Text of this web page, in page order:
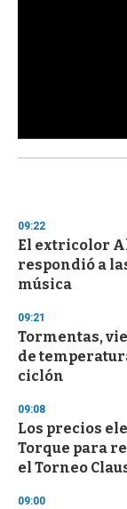
s
d
s
o
f
3
s
e
c
o
n
09:22
El extricolor
respondió a
música
09:21
Tormentas,
de
ciclón
09:08
Los precios
Torque para
el Torneo
09:00